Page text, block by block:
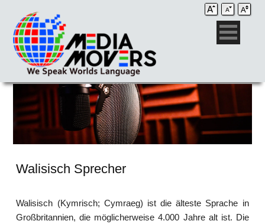
Walisisch Sprecher
Walisisch (Kymrisch; Cymraeg) ist die älteste Sprache in
Großbritannien, die möglicherweise 4.000 Jahre alt ist. Die